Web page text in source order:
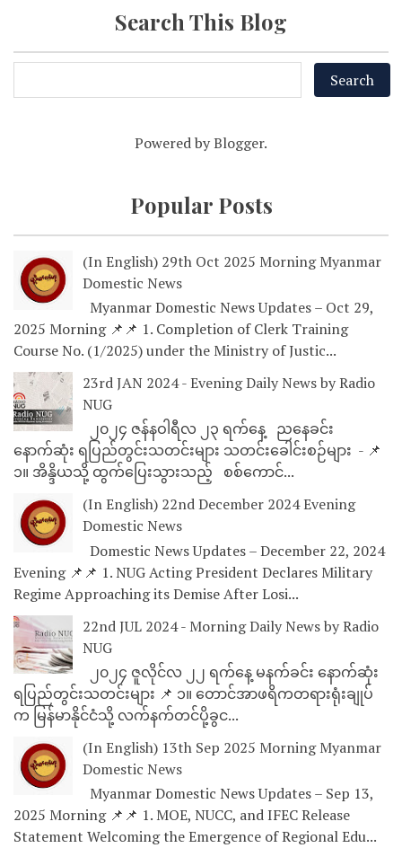
Search This Blog
Powered byBlogger.
Popular Posts
(In English) 29th Oct 2025 Morning Myanmar
Domestic News
Myanmar Domestic News Updates – Oct 29,
2025 Morning 📌📌 1. Completion of Clerk Training
Course No. (1/2025) under the Ministry of Justic...
23rd JAN 2024 - Evening Daily News by Radio
NUG
၂၀၂၄ ဇန်နဝါရီလ ၂၃ ရက်နေ့ ညနေခင်း
နောက်ဆုံး ရပြည်တွင်းသတင်းများ သတင်းခေါင်းစဉ်များ - 📌
၁။ အိန္ဒိယသို့ ထွက်ပြေးသွားသည့် စစ်ကောင်...
(In English) 22nd December 2024 Evening
Domestic News
Domestic News Updates – December 22, 2024
Evening 📌📌 1. NUG Acting President Declares Military
Regime Approaching its Demise After Losi...
22nd JUL 2024 - Morning Daily News by Radio
NUG
၂၀၂၄ ဇူလိုင်လ ၂၂ ရက်နေ့ မနက်ခင်း နောက်ဆုံး
ရပြည်တွင်းသတင်းများ 📌 ၁။ တောင်အာဖရိကတရားရုံးချုပ်
က မြန်မာနိုင်ငံသို့ လက်နက်တင်ပို့ခွင...
(In English) 13th Sep 2025 Morning Myanmar
Domestic News
Myanmar Domestic News Updates – Sep 13,
2025 Morning 📌📌 1. MOE, NUCC, and IFEC Release
Statement Welcoming the Emergence of Regional Edu...